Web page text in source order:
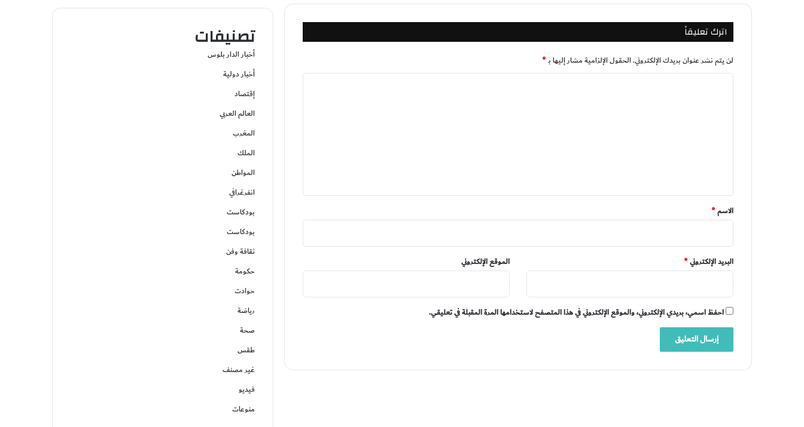
اترك تعليقاً
لن يتم نشر عنوان بريدك الإلكتروني.الحقول الإلزامية مشار إليها بـ*
*
الاسم*
البريد الإلكتروني* الموقع الإلكتروني
احفظ اسمي، بريدي الإلكتروني، والموقع الإلكتروني في هذا المتصفح لاستخدامها المرة المقبلة في تعليقي.
تصنيفات
أخبار الدار بلوس
أخبار دولية
إقتصاد
العالم العربي
المغرب
الملك
المواطن
انفرغرافي
بودكاست
بودكاست
ثقافة وفن
حكومة
حوادت
رياضة
صحة
طقس
غير مصنف
فيديو
منوعات